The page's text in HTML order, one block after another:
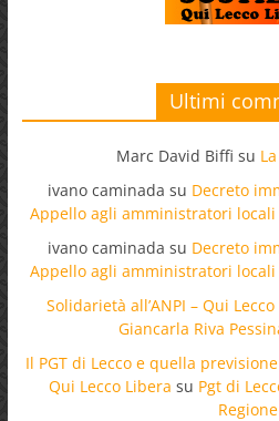
Ultimi
Marc David Biffi su
ivano caminada su Decreto
Appello agli amministratori
ivano caminada su Decreto
Appello agli amministratori
Solidarietà all’ANPI – Qui
Giancarla Riva
Il PGT di Lecco e quella
Qui Lecco Libera su Pgt di
Regione